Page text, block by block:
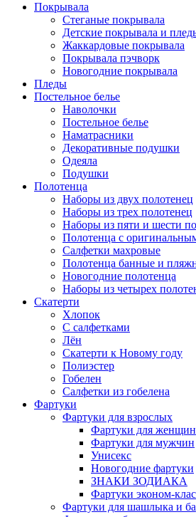
Покрывала
Стеганые покрывала
Детские покрывала и
Жаккардовые покрывала
Покрывала пэчворк
Новогодние покрывала
Пледы
Постельное белье
Наволочки
Постельное белье
Наматрасники
Декоративные подушки
Одеяла
Подушки
Полотенца
Наборы из двух полотенец
Наборы из трех полотенец
Наборы из пяти и шести
Полотенца с
Салфетки махровые
Полотенца банные и
Новогодние полотенца
Наборы из четырех
Скатерти
Хлопок
С салфетками
Лён
Скатерти к Новому году
Полиэстер
Гобелен
Салфетки из гобелена
Фартуки
Фартуки для взрослых
Фартуки для женщин
Фартуки для мужчин
Унисекс
Новогодние фартуки
ЗНАКИ ЗОДИАКА
Фартуки эконом-
Фартуки для шашлыка и